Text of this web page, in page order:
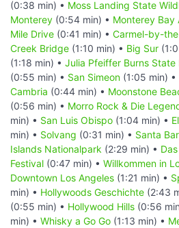
(0:38 min) • Moss Landing State
Monterey (0:54 min) • Monterey Bay
Mile Drive (0:41 min) • Carmel-by-
Creek Bridge (1:10 min) • Big Sur
(1:18 min) • Julia Pfeiffer Burns State
(0:55 min) • San Simeon (1:05 min) •
Cambria (0:44 min) • Moonstone
(0:56 min) • Morro Rock & Die
min) • San Luis Obispo (1:04 min) •
min) • Solvang (0:31 min) • Santa
Islands Nationalpark (2:29 min) •
Festival (0:47 min) • Willkommen in
Downtown Los Angeles (1:21 min) •
min) • Hollywoods Geschichte (2:43
(0:55 min) • Hollywood Hills (0:56
min) • Whisky a Go Go (1:13 min) •